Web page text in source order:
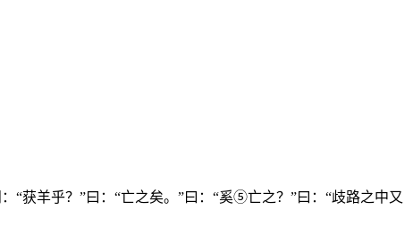
获羊乎？”曰：“亡之矣。”曰：“奚⑤亡之？”曰：“歧路之中又